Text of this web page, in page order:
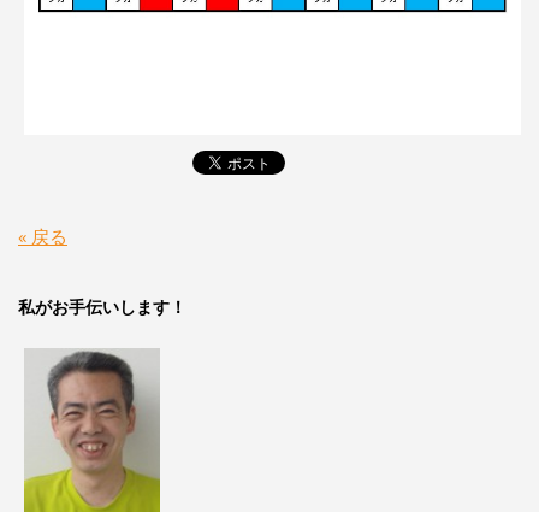
« 戻る
私がお手伝いします！